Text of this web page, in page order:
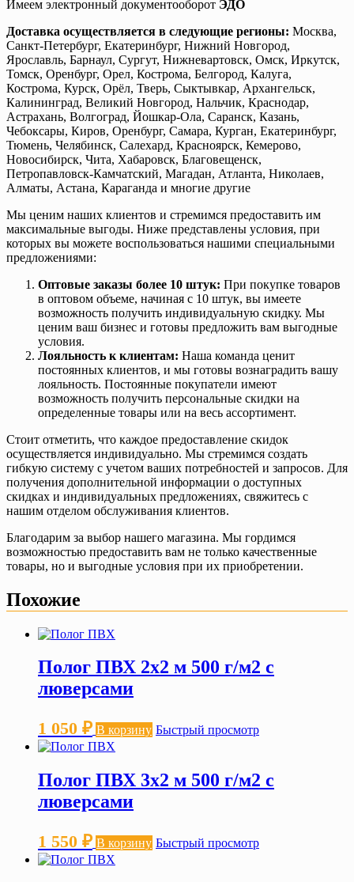
Имеем электронный документооборот ЭДО
Доставка осуществляется в следующие регионы: Москва,
Санкт-Петербург, Екатеринбург, Нижний Новгород,
Ярославль, Барнаул, Сургут, Нижневартовск, Омск, Иркутск,
Томск, Оренбург, Орел, Кострома, Белгород, Калуга,
Кострома, Курск, Орёл, Тверь, Сыктывкар, Архангельск,
Калининград, Великий Новгород, Нальчик, Краснодар,
Астрахань, Волгоград, Йошкар-Ола, Саранск, Казань,
Чебоксары, Киров, Оренбург, Самара, Курган, Екатеринбург,
Тюмень, Челябинск, Салехард, Красноярск, Кемерово,
Новосибирск, Чита, Хабаровск, Благовещенск,
Петропавловск-Камчатский, Магадан, Атланта, Николаев,
Алматы, Астана, Караганда и многие другие
Мы ценим наших клиентов и стремимся предоставить им
максимальные выгоды. Ниже представлены условия, при
которых вы можете воспользоваться нашими специальными
предложениями:
Оптовые заказы более 10 штук: При покупке товаров
в оптовом объеме, начиная с 10 штук, вы имеете
возможность получить индивидуальную скидку. Мы
ценим ваш бизнес и готовы предложить вам выгодные
условия.
Лояльность к клиентам: Наша команда ценит
постоянных клиентов, и мы готовы вознаградить вашу
лояльность. Постоянные покупатели имеют
возможность получить персональные скидки на
определенные товары или на весь ассортимент.
Стоит отметить, что каждое предоставление скидок
осуществляется индивидуально. Мы стремимся создать
гибкую систему с учетом ваших потребностей и запросов. Для
получения дополнительной информации о доступных
скидках и индивидуальных предложениях, свяжитесь с
нашим отделом обслуживания клиентов.
Благодарим за выбор нашего магазина. Мы гордимся
возможностью предоставить вам не только качественные
товары, но и выгодные условия при их приобретении.
Похожие
Полог ПВХ 2х2 м 500 г/м2 с
люверсами
1 050 ₽ В корзину Быстрый просмотр
Полог ПВХ 3х2 м 500 г/м2 с
люверсами
1 550 ₽ В корзину Быстрый просмотр